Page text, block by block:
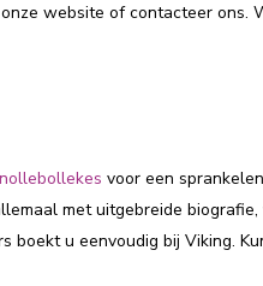
website of contacteer ons.
voor een
met uitgebreide biografie,
boekt u eenvoudig bij Viking.